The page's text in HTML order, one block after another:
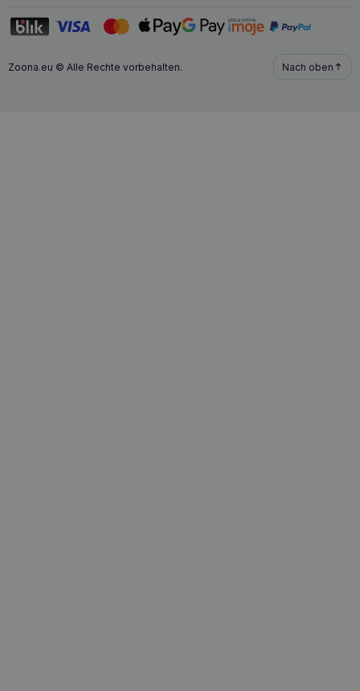
Zoona.eu © Alle Rechte vorbehalten. Nach oben